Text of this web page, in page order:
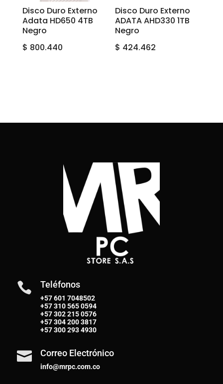
Disco Duro Externo
Adata HD650 4TB
Negro
$ 800.440
Disco Duro Externo
ADATA AHD330 1TB
Negro
$ 424.462
 Teléfonos
+57 601 7048502
+57310 565 0594
+57302 215 0576
+57304 200 3817
+57300 293 4930
 Correo Electrónico
info@mrpc.com.co